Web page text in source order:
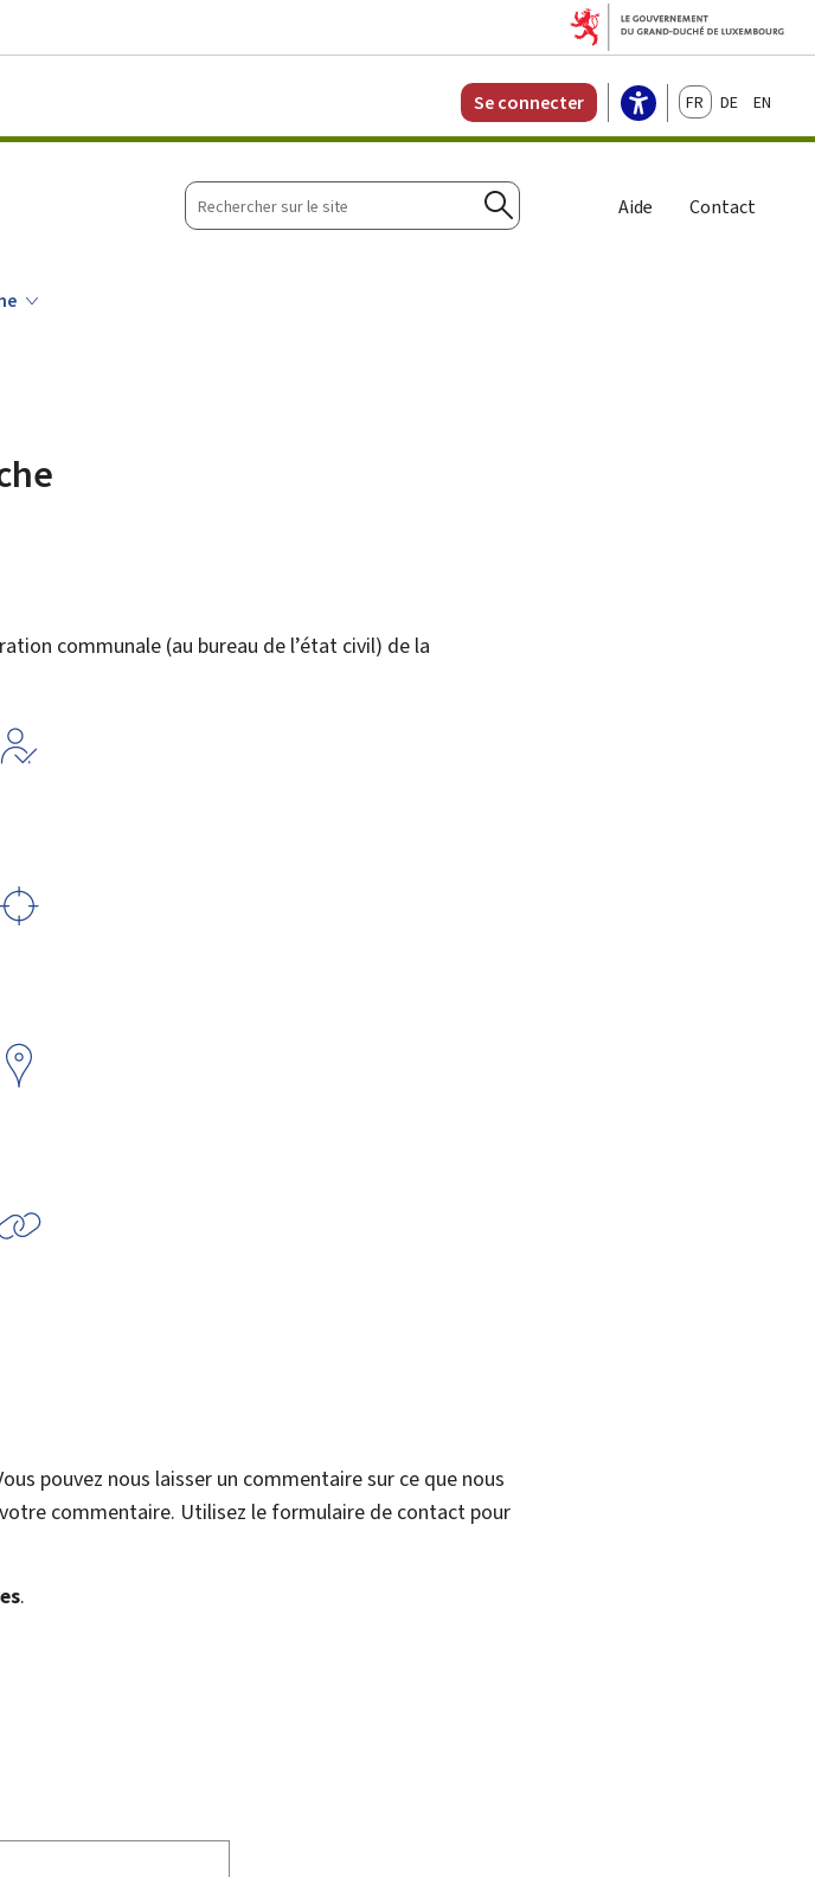
Se connecter FrançaisDeutschEnglish
Rechercher
sur
Rechercher
Aide Contact
communale (au bureau de l’état civil) de la
pouvez nous laisser un commentaire sur ce que nous
commentaire. Utilisez le formulaire de contact pour
.